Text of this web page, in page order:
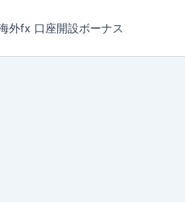
外fx 口座開設ボーナス